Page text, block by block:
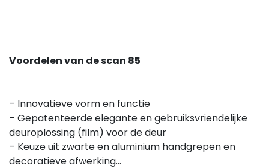
Voordelen van de scan 85
– Innovatieve vorm en functie
– Gepatenteerde elegante en gebruiksvriendelijke
deuroplossing (film) voor de deur
– Keuze uit zwarte en aluminium handgrepen en
decoratieve afwerking